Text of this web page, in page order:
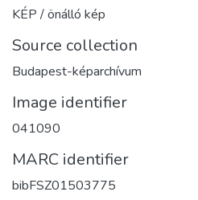
KÉP / önálló kép
Source collection
Budapest-képarchívum
Image identifier
041090
MARC identifier
bibFSZ01503775